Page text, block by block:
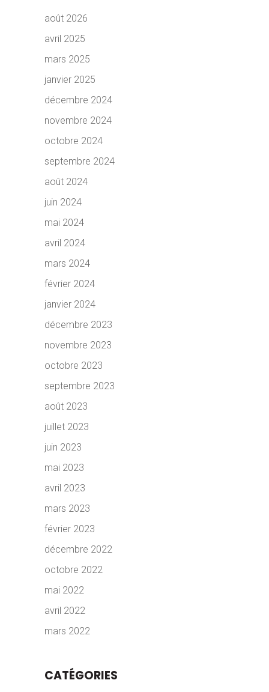
août 2026
avril 2025
mars 2025
janvier 2025
décembre 2024
novembre 2024
octobre 2024
septembre 2024
août 2024
juin 2024
mai 2024
avril 2024
mars 2024
février 2024
janvier 2024
décembre 2023
novembre 2023
octobre 2023
septembre 2023
août 2023
juillet 2023
juin 2023
mai 2023
avril 2023
mars 2023
février 2023
décembre 2022
octobre 2022
mai 2022
avril 2022
mars 2022
CATÉGORIES